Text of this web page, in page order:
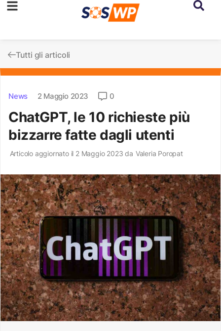
Tutti gli articoli
News 2 Maggio 2023 0
ChatGPT, le 10 richieste più
bizzarre fatte dagli utenti
Articolo aggiornato il 2 Maggio 2023 da Valeria Poropat